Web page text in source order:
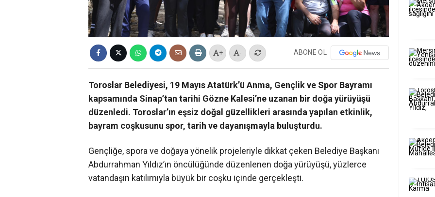
+ - ABONE OL
Toroslar Belediyesi, 19 Mayıs Atatürk’ü Anma, Gençlik ve Spor Bayramı
kapsamında Sinap’tan tarihi Gözne Kalesi’ne uzanan bir doğa yürüyüşü
düzenledi. Toroslar’ın eşsiz doğal güzellikleri arasında yapılan etkinlik,
bayram coşkusunu spor, tarih ve dayanışmayla buluşturdu.
Gençliğe, spora ve doğaya yönelik projeleriyle dikkat çeken Belediye Başkanı
Abdurrahman Yıldız’ın öncülüğünde düzenlenen doğa yürüyüşü, yüzlerce
vatandaşın katılımıyla büyük bir coşku içinde gerçekleşti.